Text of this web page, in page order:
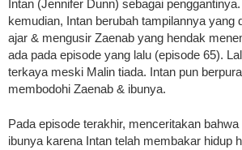
Intan (Jennifer Dunn) sebagai
kemudian, Intan berubah tampilannya yang
ajar & mengusir Zaenab yang hendak
ada pada episode yang lalu (episode 65).
terkaya meski Malin tiada. Intan pun
membodohi Zaenab & ibunya.
Pada episode terakhir, menceritakan
ibunya karena Intan telah membakar hidup